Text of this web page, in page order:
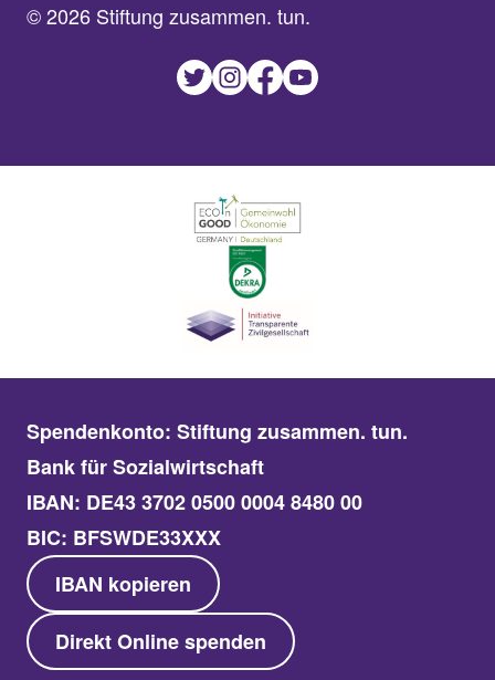
© 2026 Stiftung zusammen. tun.
Spendenkonto: Stiftung zusammen. tun.
Bank für Sozialwirtschaft
IBAN: DE43 3702 0500 0004 8480 00
BIC: BFSWDE33XXX
IBAN kopieren
Direkt Online spenden